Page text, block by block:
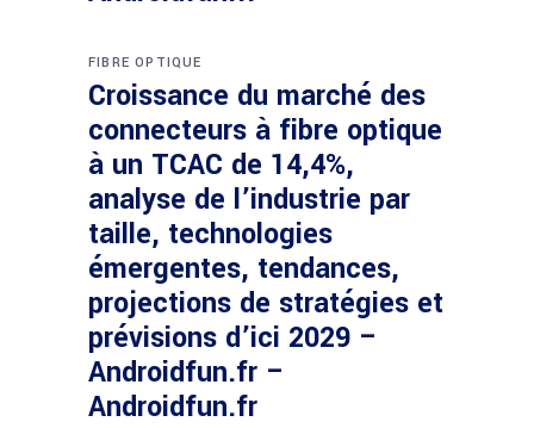
FIBRE OPTIQUE
Croissance du marché des
connecteurs à fibre optique
à un TCAC de 14,4%,
analyse de l’industrie par
taille, technologies
émergentes, tendances,
projections de stratégies et
prévisions d’ici 2029 –
Androidfun.fr –
Androidfun.fr